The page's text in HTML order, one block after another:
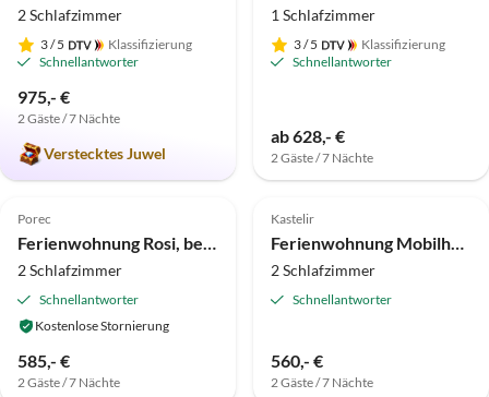
2 Schlafzimmer
3/ 5
Klassifizierung
Schnellantworter
975,- €
2 Gäste / 7 Nächte
Verstecktes Juwel
1 Schlafzimmer
3/ 5
Klassifizierung
Schnellantworter
ab 628,- €
2 Gäste / 7 Nächte
Top-Inserat
Porec
Ferienwohnung Rosi, beheizter Pool
2 Schlafzimmer
Schnellantworter
Kostenlose Stornierung
585,- €
2 Gäste / 7 Nächte
Kastelir
Ferienwohnung Mobilheim Sunstar
2 Schlafzimmer
Schnellantworter
560,- €
2 Gäste / 7 Nächte